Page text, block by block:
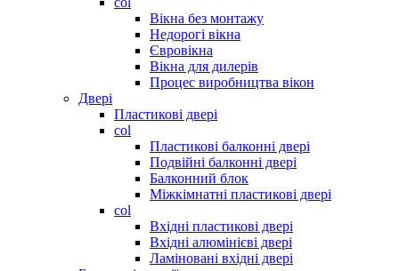
Вікна без монтажу
Недорогі вікна
Євровікна
Вікна для дилерів
Процес виробництва вікон
Двері
Пластикові двері
col
Пластикові балконні двері
Подвійні балконні двері
Балконний блок
Міжкімнатні пластикові двері
col
Вхідні пластикові двері
Вхідні алюмінієві двері
Ламіновані вхідні двері